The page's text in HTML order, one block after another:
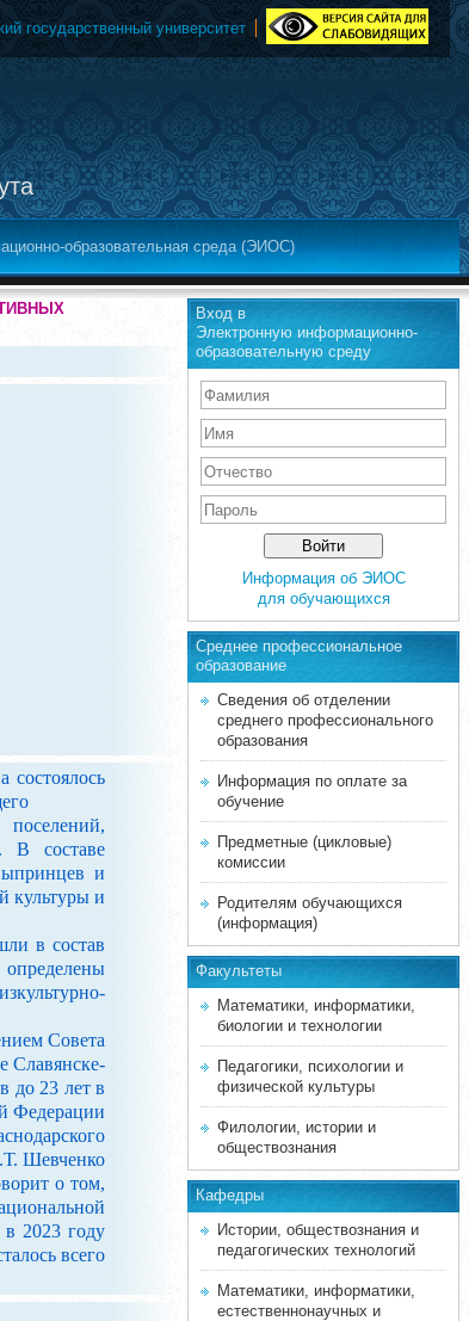
государственный университет
образовательная среда (ЭИОС)
В составе
и
культуры и
в состав
Совета
до 23 лет в
Федерации
Шевченко
о том,
2023 году
всего
Вход в
Электронную информационно-
образовательную среду
Информация об ЭИОС
для обучающихся
Среднее професcиональное
образование
Сведения об отделении
среднего профессионального
образования
Информация по оплате за
обучение
Предметные (цикловые)
комиссии
Родителям обучающихся
(информация)
Факультеты
Математики, информатики,
биологии и технологии
Педагогики, психологии и
физической культуры
Филологии, истории и
обществознания
Кафедры
Истории, обществознания и
педагогических технологий
Математики, информатики,
естественнонаучных и